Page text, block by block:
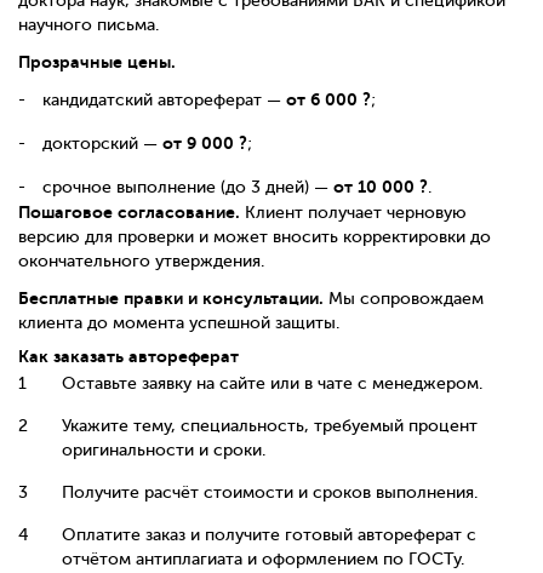
научного письма.
Прозрачные цены.
кандидатский автореферат — от 6 000 ?;
докторский — от 9 000 ?;
срочное выполнение (до 3 дней) — от 10 000 ?
Пошаговое согласование. Клиент получает черновую
версию для проверки и может вносить корректировки до
окончательного утверждения.
Бесплатные правки и консультации. Мы сопровождаем
клиента до момента успешной защиты.
Как заказать автореферат
Оставьте заявку на сайте или в чате с менеджером.
Укажите тему, специальность, требуемый процент
оригинальности и сроки.
Получите расчёт стоимости и сроков выполнения.
Оплатите заказ и получите готовый автореферат с
отчётом антиплагиата и оформлением по ГОСТу.